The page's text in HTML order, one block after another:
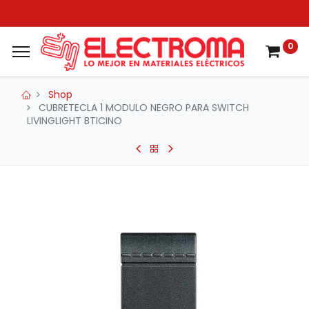
0
Shop
CUBRETECLA 1 MODULO NEGRO PARA SWITCH
LIVINGLIGHT BTICINO